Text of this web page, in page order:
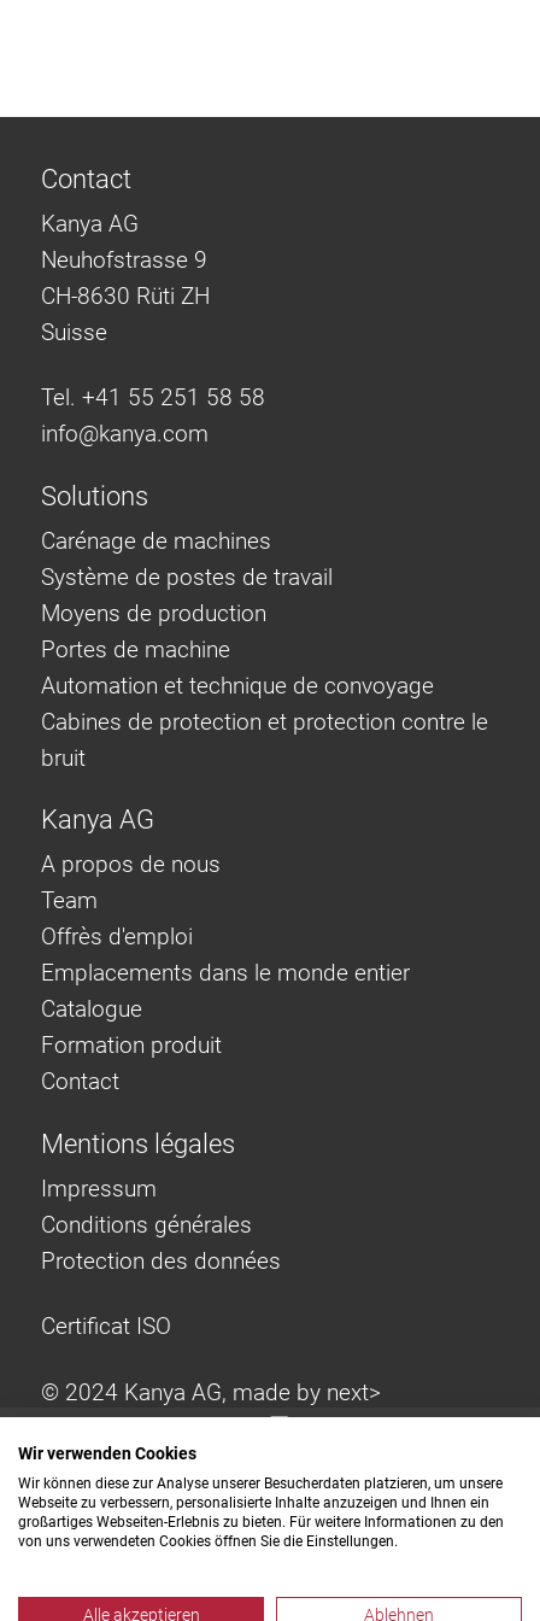
Contact
Kanya AG
Neuhofstrasse 9
CH-8630 Rüti ZH
Suisse
Tel. +41 55 251 58 58
info@kanya.com
Solutions
Carénage de machines
Système de postes de travail
Moyens de production
Portes de machine
Automation et technique de convoyage
Cabines de protection et protection contre le
bruit
Kanya AG
A propos de nous
Team
Offrès d'emploi
Emplacements dans le monde entier
Catalogue
Formation produit
Contact
Mentions légales
Impressum
Conditions générales
Protection des données
Certificat ISO
© 2024 Kanya AG, made by next>
Wir verwenden Cookies
Wir können diese zur Analyse unserer Besucherdaten platzieren, um unsere
Webseite zu verbessern, personalisierte Inhalte anzuzeigen und Ihnen ein
großartiges Webseiten-Erlebnis zu bieten. Für weitere Informationen zu den
von uns verwendeten Cookies öffnen Sie die Einstellungen.
Alle akzeptieren Ablehnen